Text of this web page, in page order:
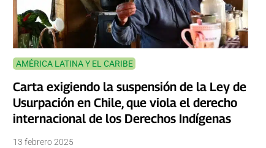
AMÉRICA LATINA Y EL CARIBE
Carta exigiendo la suspensión de la Ley de
Usurpación en Chile, que viola el derecho
internacional de los Derechos Indígenas
13 febrero 2025